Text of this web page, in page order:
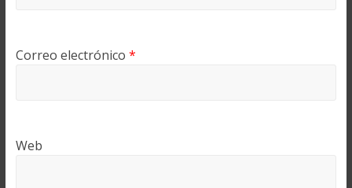
Correo electrónico *
Web